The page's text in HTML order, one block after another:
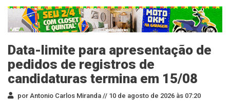
Data-limite para apresentação de
pedidos de registros de
candidaturas termina em 15/08
por Antonio Carlos Miranda // 10 de agosto de 2026 às 07:20